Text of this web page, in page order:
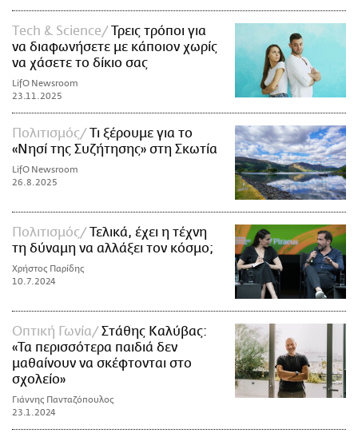
Τech & Science
Τρεις τρόποι για
να διαφωνήσετε με κάποιον χωρίς
να χάσετε το δίκιο σας
LifO Newsroom
23.11.2025
Πολιτισμός
Τι ξέρουμε για το
«Νησί της Συζήτησης» στη Σκωτία
LifO Newsroom
26.8.2025
Πολιτισμός
Τελικά, έχει η τέχνη
τη δύναμη να αλλάξει τον κόσμο;
Χρήστος Παρίδης
10.7.2024
Οπτική Γωνία
Στάθης Καλύβας:
«Τα περισσότερα παιδιά δεν
μαθαίνουν να σκέφτονται στο
σχολείο»
Γιάννης Πανταζόπουλος
23.1.2024